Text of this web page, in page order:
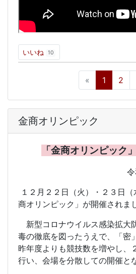
いいね 10
« 1 2
金商オリンピック
「金商オリンピック
１２月２２日（火）・２３日
商オリンピック」が開催されま
新型コロナウイルス感染拡大
毒の徹底を図ったうえで、「密
昨年度よりも競技数を増やし、
行い、会場を分散しての開催と